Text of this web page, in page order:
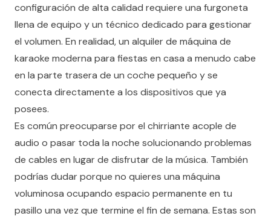
configuración de alta calidad requiere una furgoneta
llena de equipo y un técnico dedicado para gestionar
el volumen. En realidad, un alquiler de máquina de
karaoke moderna para fiestas en casa a menudo cabe
en la parte trasera de un coche pequeño y se
conecta directamente a los dispositivos que ya
posees.
Es común preocuparse por el chirriante acople de
audio o pasar toda la noche solucionando problemas
de cables en lugar de disfrutar de la música. También
podrías dudar porque no quieres una máquina
voluminosa ocupando espacio permanente en tu
pasillo una vez que termine el fin de semana. Estas son